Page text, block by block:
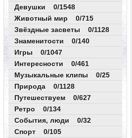
Девушки 0/1548
Животный мир 0/715
Звёздные засветы 0/1128
Знаменитости 0/140
Игры 0/1047
Интересности 0/461
Музыкальные клипы 0/25
Природа 0/1128
Путешествуем 0/627
Ретро 0/134
События, люди 0/32
Спорт 0/105